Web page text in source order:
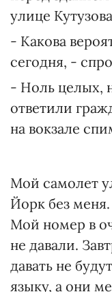
улице
- Какова
сегодня, -
- Ноль целых,
ответили
на вокзале
Мой самолет
Йорк без
Мой номер в
не давали.
давать не
языку, а они